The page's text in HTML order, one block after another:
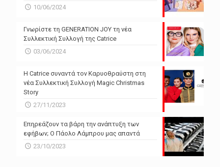
10/06/2024
Γνωρίστε τη GENERATION JOY τη νέα
Συλλεκτική Συλλογή της Catrice
03/06/2024
Η Catrice συναντά τον Καρυοθραύστη στη
νέα Συλλεκτική Συλλογή Magic Christmas
Story
27/11/2023
Επηρεάζουν τα βάρη την ανάπτυξη των
εφήβων; Ο Πάολο Λάμπρου μας απαντά
23/10/2023